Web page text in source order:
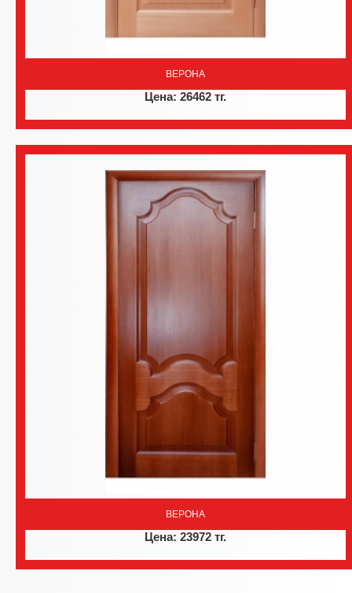
ВЕРОНА
Цена: 26462 тг.
ВЕРОНА
Цена: 23972 тг.